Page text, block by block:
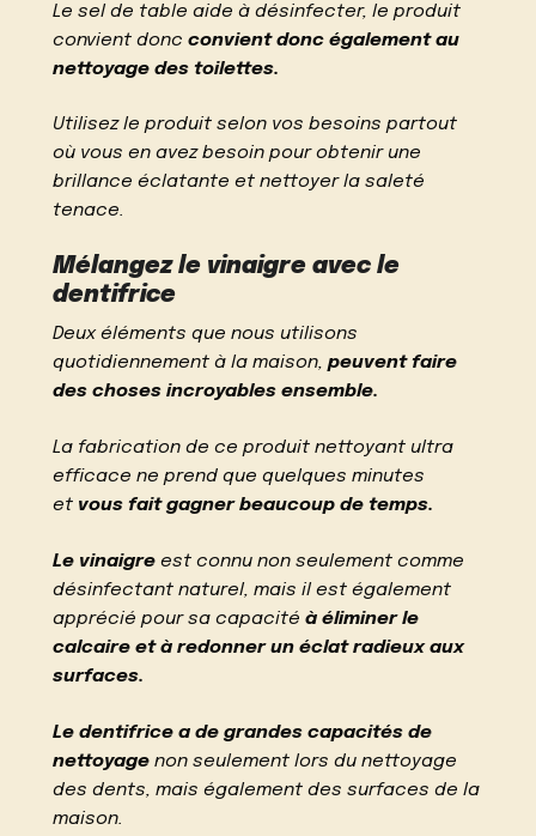
Le sel de table aide à désinfecter, le produit
convient donc convient donc également au
nettoyage des toilettes.
Utilisez le produit selon vos besoins partout
où vous en avez besoin pour obtenir une
brillance éclatante et nettoyer la saleté
tenace.
Mélangez le vinaigre avec le
dentifrice
Deux éléments que nous utilisons
quotidiennement à la maison, peuvent faire
des choses incroyables ensemble.
La fabrication de ce produit nettoyant ultra
efficace ne prend que quelques minutes
et vous fait gagner beaucoup de temps.
Le vinaigre est connu non seulement comme
désinfectant naturel, mais il est également
apprécié pour sa capacitéà éliminer le
calcaire et à redonner un éclat radieux aux
surfaces.
Le dentifrice a de grandes capacités de
nettoyage non seulement lors du nettoyage
des dents, mais également des surfaces de la
maison.